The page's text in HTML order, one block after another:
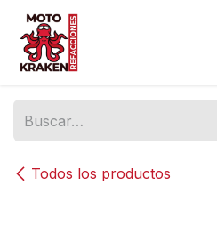
Ir al contenido
Todos los productos